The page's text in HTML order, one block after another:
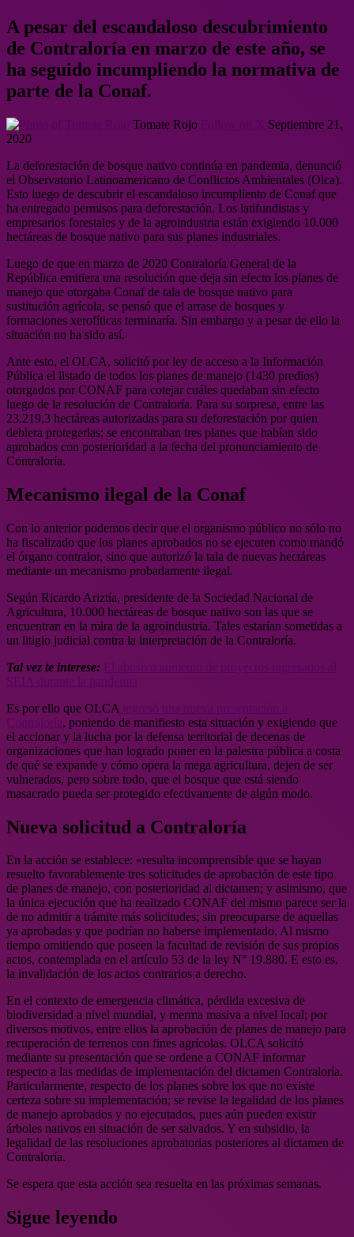
A pesar del escandaloso descubrimiento
de Contraloría en marzo de este año, se
ha seguido incumpliendo la normativa de
parte de la Conaf.
Tomate Rojo
Septiembre 21,
2020
La deforestación de bosque nativo continúa en pandemia, denunció
el Observatorio Latinoamericano de Conflictos Ambientales (Olca).
Esto luego de descubrir el escandaloso incumpliento de Conaf que
ha entregado permisos para deforestación. Los latifundistas y
empresarios forestales y de la agroindustria están exigiendo 10.000
hectáreas de bosque nativo para sus planes industriales.
Luego de que en marzo de 2020 Contraloría General de la
República emitiera una resolución que deja sin efecto los planes de
manejo que otorgaba Conaf de tala de bosque nativo para
sustitución agrícola, se pensó que el arrase de bosques y
formaciones xerofíticas terminaría. Sin embargo y a pesar de ello la
situación no ha sido así.
Ante esto, el OLCA, solicitó por ley de acceso a la Información
Pública el listado de todos los planes de manejo (1430 predios)
otorgados por CONAF para cotejar cuáles quedaban sin efecto
luego de la resolución de Contraloría. Para su sorpresa, entre las
23.219,3 hectáreas autorizadas para su deforestación por quien
debiera protegerlas; se encontraban tres planes que habían sido
aprobados con posterioridad a la fecha del pronunciamiento de
Contraloría.
Mecanismo ilegal de la Conaf
Con lo anterior podemos decir que el organismo público no sólo no
ha fiscalizado que los planes aprobados no se ejecuten como mandó
el órgano contralor, sino que autorizó la tala de nuevas hectáreas
mediante un mecanismo probadamente ilegal.
Según Ricardo Ariztía, presidente de la Sociedad Nacional de
Agricultura, 10.000 hectáreas de bosque nativo son las que se
encuentran en la mira de la agroindustria. Tales estarían sometidas a
un litigio judicial contra la interpretación de la Contraloría.
Tal vez te interese:
Es por ello que OLCA
, poniendo de manifiesto esta situación y exigiendo que
el accionar y la lucha por la defensa territorial de decenas de
organizaciones que han logrado poner en la palestra pública a costa
de qué se expande y cómo opera la mega agricultura, dejen de ser
vulnerados, pero sobre todo, que el bosque que está siendo
masacrado pueda ser protegido efectivamente de algún modo.
Nueva solicitud a Contraloría
En la acción se establece: «resulta incomprensible que se hayan
resuelto favorablemente tres solicitudes de aprobación de este tipo
de planes de manejo, con posterioridad al dictamen; y asimismo, que
la única ejecución que ha realizado CONAF del mismo parece ser la
de no admitir a trámite más solicitudes; sin preocuparse de aquellas
ya aprobadas y que podrían no haberse implementado. Al mismo
tiempo omitiendo que poseen la facultad de revisión de sus propios
actos, contemplada en el artículo 53 de la ley N° 19.880. E esto es,
la invalidación de los actos contrarios a derecho.
En el contexto de emergencia climática, pérdida excesiva de
biodiversidad a nivel mundial, y merma masiva a nivel local; por
diversos motivos, entre ellos la aprobación de planes de manejo para
recuperación de terrenos con fines agrícolas. OLCA solicitó
mediante su presentación que se ordene a CONAF informar
respecto a las medidas de implementación del dictamen Contraloría.
Particularmente, respecto de los planes sobre los que no existe
certeza sobre su implementación; se revise la legalidad de los planes
de manejo aprobados y no ejecutados, pues aún pueden existir
árboles nativos en situación de ser salvados. Y en subsidio, la
legalidad de las resoluciones aprobatorias posteriores al dictamen de
Contraloría.
Se espera que esta acción sea resuelta en las próximas semanas.
Sigue leyendo